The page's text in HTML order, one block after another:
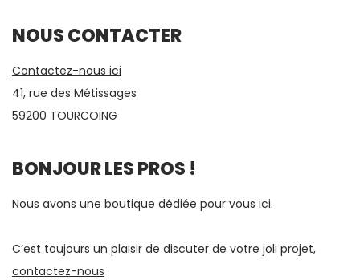
NOUS CONTACTER
Contactez-nous ici
41, rue des Métissages
59200 TOURCOING
BONJOUR LES PROS !
Nous avons une boutique dédiée pour vous ici.
C’est toujours un plaisir de discuter de votre joli projet,
contactez-nous